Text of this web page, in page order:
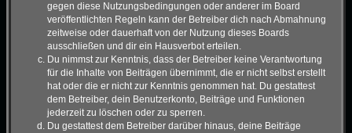
gegen diese Nutzungsbedingungen oder anderer im Board
veröffentlichten Regeln kann der Betreiber dich nach Abmahnung
zeitweise oder dauerhaft von der Nutzung dieses Boards
ausschließen und dir ein Hausverbot erteilen.
Du nimmst zur Kenntnis, dass der Betreiber keine Verantwortung
für die Inhalte von Beiträgen übernimmt, die er nicht selbst erstellt
hat oder die er nicht zur Kenntnis genommen hat. Du gestattest
dem Betreiber, dein Benutzerkonto, Beiträge und Funktionen
jederzeit zu löschen oder zu sperren.
Du gestattest dem Betreiber darüber hinaus, deine Beiträge